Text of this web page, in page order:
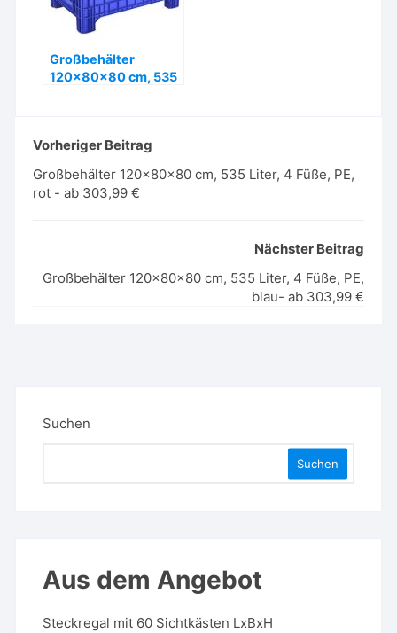
Großbehälter
120x80x80 cm, 535
Vorheriger Beitrag
Großbehälter 120x80x80 cm, 535 Liter, 4 Füße, PE,
rot - ab 303,99 €
Nächster Beitrag
Großbehälter 120x80x80 cm, 535 Liter, 4 Füße, PE,
blau- ab 303,99 €
Suchen
Suchen
Aus dem Angebot
Steckregal mit 60 Sichtkästen LxBxH